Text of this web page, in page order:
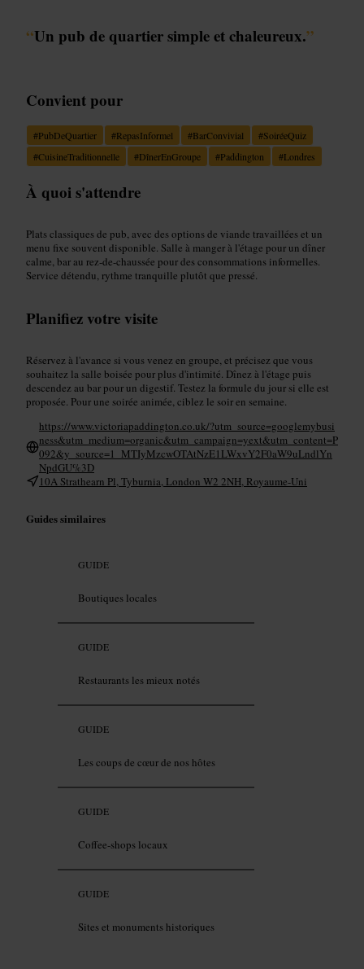
“Un pub de quartier simple et chaleureux.”
Convient pour
#PubDeQuartier #RepasInformel #BarConvivial #SoiréeQuiz
#CuisineTraditionnelle #DînerEnGroupe #Paddington #Londres
À quoi s'attendre
Plats classiques de pub, avec des options de viande travaillées et un
menu fixe souvent disponible. Salle à manger à l'étage pour un dîner
calme, bar au rez-de-chaussée pour des consommations informelles.
Service détendu, rythme tranquille plutôt que pressé.
Planifiez votre visite
Réservez à l'avance si vous venez en groupe, et précisez que vous
souhaitez la salle boisée pour plus d'intimité. Dînez à l'étage puis
descendez au bar pour un digestif. Testez la formule du jour si elle est
proposée. Pour une soirée animée, ciblez le soir en semaine.
https://www.victoriapaddington.co.uk/?utm_source=googlemybusi
ness&utm_medium=organic&utm_campaign=yext&utm_content=P
092&y_source=1_MTIyMzcwOTAtNzE1LWxvY2F0aW9uLndlYn
NpdGU%3D
10A Strathearn Pl, Tyburnia, London W2 2NH, Royaume-Uni
Guides similaires
GUIDE
Boutiques locales
GUIDE
Restaurants les mieux notés
GUIDE
Les coups de cœur de nos hôtes
GUIDE
Coffee-shops locaux
GUIDE
Sites et monuments historiques